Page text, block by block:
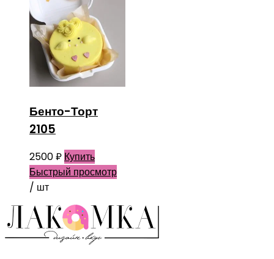
Бенто-Торт
2105
2500₽ Купить
Быстрый просмотр
/ шт